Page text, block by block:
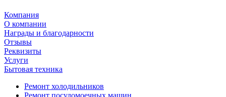
Компания
О компании
Награды и благодарности
Отзывы
Реквизиты
Услуги
Бытовая техника
Ремонт холодильников
Ремонт посудомоечных машин